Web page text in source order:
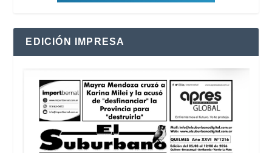
EDICIÓN IMPRESA